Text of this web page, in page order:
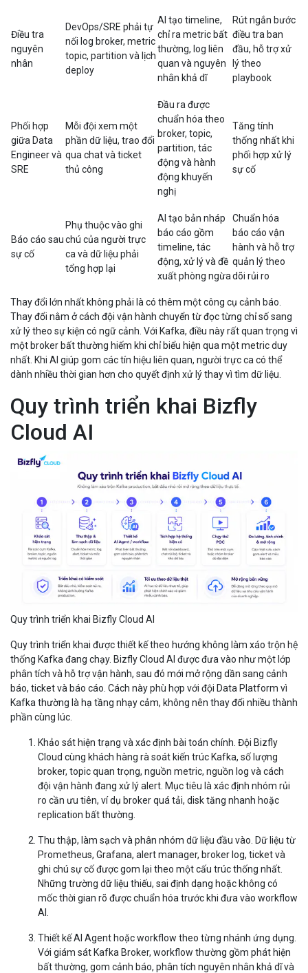
Điều tra
nguyên
nhân
DevOps/SRE phải tự
nối log broker, metric
topic, partition và lịch
deploy
AI tạo timeline,
chỉ ra metric bất
thường, log liên
quan và nguyên
nhân khả dĩ
Rút ngắn bước
điều tra ban
đầu, hỗ trợ xử
lý theo
playbook
Phối hợp
giữa Data
Engineer và
SRE
Mỗi đội xem một
phần dữ liệu, trao đổi
qua chat và ticket
thủ công
Đầu ra được
chuẩn hóa theo
broker, topic,
partition, tác
động và hành
động khuyến
nghị
Tăng tính
thống nhất khi
phối hợp xử lý
sự cố
Báo cáo sau
sự cố
Phụ thuộc vào ghi
chú của người trực
ca và dữ liệu phải
tổng hợp lại
AI tạo bản nháp
báo cáo gồm
timeline, tác
động, xử lý và đề
xuất phòng ngừa
Chuẩn hóa
báo cáo vận
hành và hỗ trợ
quản lý theo
dõi rủi ro
Thay đổi lớn nhất không phải là có thêm một công cụ cảnh báo.
Thay đổi nằm ở cách đội vận hành chuyển từ đọc từng chỉ số sang
xử lý theo sự kiện có ngữ cảnh. Với Kafka, điều này rất quan trọng vì
một broker bất thường hiếm khi chỉ biểu hiện qua một metric duy
nhất. Khi AI giúp gom các tín hiệu liên quan, người trực ca có thể
dành nhiều thời gian hơn cho quyết định xử lý thay vì tìm dữ liệu.
Quy trình triển khai Bizfly
Cloud AI
Quy trình triển khai Bizfly Cloud AI
Quy trình triển khai được thiết kế theo hướng không làm xáo trộn hệ
thống Kafka đang chạy. Bizfly Cloud AI được đưa vào như một lớp
phân tích và hỗ trợ vận hành, sau đó mới mở rộng dần sang cảnh
báo, ticket và báo cáo. Cách này phù hợp với đội Data Platform vì
Kafka thường là hạ tầng nhạy cảm, không nên thay đổi nhiều thành
phần cùng lúc.
Khảo sát hiện trạng và xác định bài toán chính. Đội Bizfly
Cloud cùng khách hàng rà soát kiến trúc Kafka, số lượng
broker, topic quan trọng, nguồn metric, nguồn log và cách
đội vận hành đang xử lý alert. Mục tiêu là xác định nhóm rủi
ro cần ưu tiên, ví dụ broker quá tải, disk tăng nhanh hoặc
replication bất thường.
Thu thập, làm sạch và phân nhóm dữ liệu đầu vào. Dữ liệu từ
Prometheus, Grafana, alert manager, broker log, ticket và
ghi chú sự cố được gom lại theo một cấu trúc thống nhất.
Những trường dữ liệu thiếu, sai định dạng hoặc không có
mốc thời gian rõ được chuẩn hóa trước khi đưa vào workflow
AI.
Thiết kế AI Agent hoặc workflow theo từng nhánh ứng dụng.
Với giám sát Kafka Broker, workflow thường gồm phát hiện
bất thường, gom cảnh báo, phân tích nguyên nhân khả dĩ và